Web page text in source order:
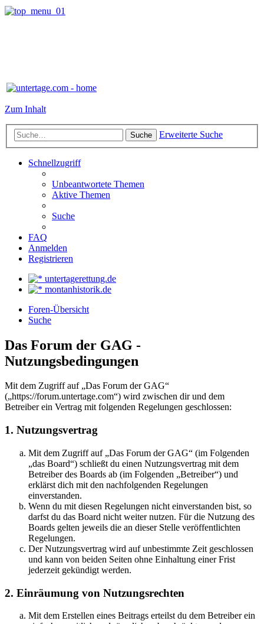
Zum Inhalt
Suche Erweiterte Suche
Schnellzugriff
Unbeantwortete Themen
Aktive Themen
Suche
FAQ
Anmelden
Registrieren
untertagerettung.de
montanhistorik.de
Foren-Übersicht
Suche
Das Forum der GAG -
Nutzungsbedingungen
Mit dem Zugriff auf „Das Forum der GAG“
(„https://forum.untertage.com“) wird zwischen dir und dem
Betreiber ein Vertrag mit folgenden Regelungen geschlossen:
1. Nutzungsvertrag
Mit dem Zugriff auf „Das Forum der GAG“ (im Folgenden
„das Board“) schließt du einen Nutzungsvertrag mit dem
Betreiber des Boards ab (im Folgenden „Betreiber“) und
erklärst dich mit den nachfolgenden Regelungen
einverstanden.
Wenn du mit diesen Regelungen nicht einverstanden bist, so
darfst du das Board nicht weiter nutzen. Für die Nutzung des
Boards gelten jeweils die an dieser Stelle veröffentlichten
Regelungen.
Der Nutzungsvertrag wird auf unbestimmte Zeit geschlossen
und kann von beiden Seiten ohne Einhaltung einer Frist
jederzeit gekündigt werden.
2. Einräumung von Nutzungsrechten
Mit dem Erstellen eines Beitrags erteilst du dem Betreiber ein